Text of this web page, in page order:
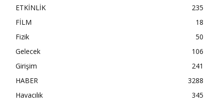
ETKİNLİK
235
FİLM
18
Fizik
50
Gelecek
106
Girişim
241
HABER
3288
Havacılık
345